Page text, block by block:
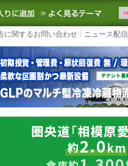
物流ニュースをお届けし
お気に入りに追加 よ
に関するお問い合わせ ニュース配